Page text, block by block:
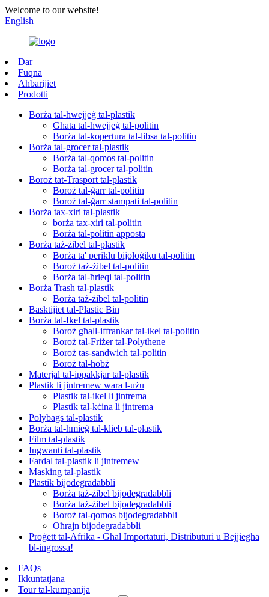
Welcome to our website!
English
Dar
Fuqna
Aħbarijiet
Prodotti
Borża tal-ħwejjeġ tal-plastik
Għata tal-ħwejjeġ tal-politin
Borża tal-kopertura tal-libsa tal-politin
Borża tal-grocer tal-plastik
Borża tal-qomos tal-politin
Borża tal-grocer tal-politin
Boroż tat-Trasport tal-plastik
Boroż tal-ġarr tal-politin
Boroż tal-ġarr stampati tal-politin
Borża tax-xiri tal-plastik
borża tax-xiri tal-politin
Borża tal-politin apposta
Borża taż-żibel tal-plastik
Borża ta' periklu bijoloġiku tal-politin
Boroż taż-żibel tal-politin
Borża tal-ħrieqi tal-politin
Borża Trash tal-plastik
Borża taż-żibel tal-politin
Basktijiet tal-Plastic Bin
Borża tal-Ikel tal-plastik
Boroż għall-iffrankar tal-ikel tal-politin
Boroż tal-Friżer tal-Polythene
Boroż tas-sandwich tal-politin
Boroż tal-ħobż
Materjal tal-ippakkjar tal-plastik
Plastik li jintremew wara l-użu
Plastik tal-ikel li jintrema
Plastik tal-kċina li jintrema
Polybags tal-plastik
Borża tal-ħmieġ tal-klieb tal-plastik
Film tal-plastik
Ingwanti tal-plastik
Fardal tal-plastik li jintremew
Masking tal-plastik
Plastik bijodegradabbli
Borża taż-żibel bijodegradabbli
Borża taż-żibel bijodegradabbli
Boroż tal-qomos bijodegradabbli
Oħrajn bijodegradabbli
Proġett tal-Afrika - Għal Importaturi, Distributuri u Bejjiegħa
bl-ingrossa!
FAQs
Ikkuntatjana
Tour tal-kumpanija